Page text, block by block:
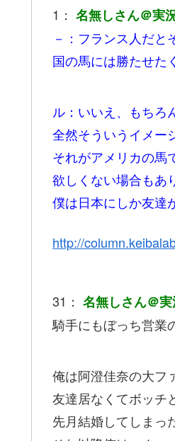
1： 名無しさん＠実
－：フランス人だ
国の馬には勝たせた
ル：いいえ、もちろ
全然そういうイメー
それがアメリカの馬
欲しくない場合もあ
僕は日本にしか友達
http://
31： 名無しさん＠
騎手にもぼっち営業
俺は阿澄佳奈の大フ
友達居なくてボッチ
先月結婚してしまっ